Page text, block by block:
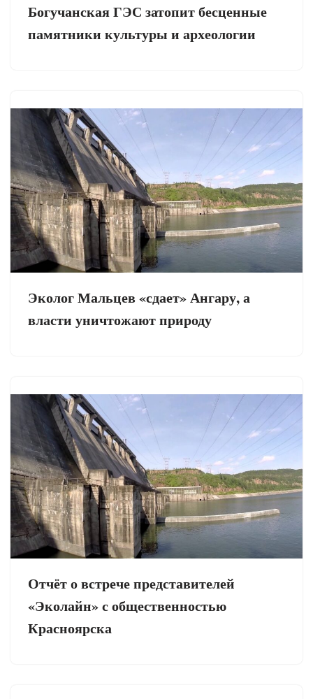
Богучанская ГЭС затопит бесценные
памятники культуры и археологии
Эколог Мальцев «сдает» Ангару, а
власти уничтожают природу
Отчёт о встрече представителей
«Эколайн» с общественностью
Красноярска